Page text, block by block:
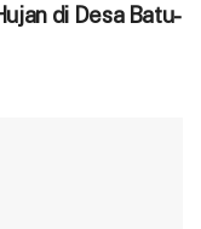
di Desa Batu-